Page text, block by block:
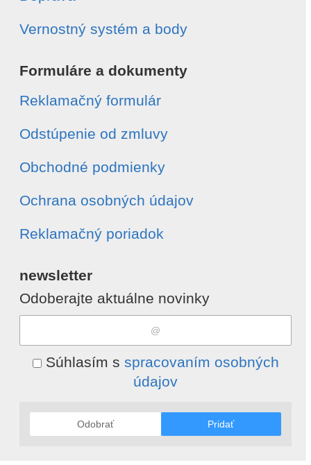
Vernostný systém a body
Formuláre a dokumenty
Reklamačný formulár
Odstúpenie od zmluvy
Obchodné podmienky
Ochrana osobných údajov
Reklamačný poriadok
newsletter
Odoberajte aktuálne novinky
Súhlasím s spracovaním osobných
údajov
Odobrať Pridať